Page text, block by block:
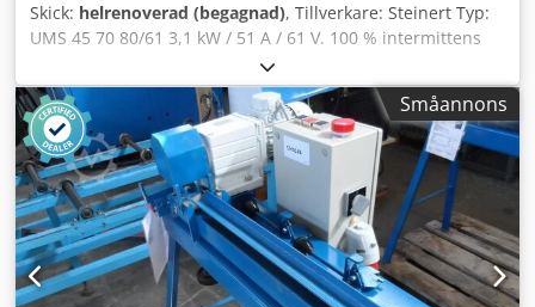
Skick: helrenoverad (begagnad), Tillverkare: Steinert Typ:
UMS 45 70 80/61 3,1 kW / 51 A / 61 V. 100 % intermittens
(ED) Magnet L x B: 806 x 750 mm. Gummiband: 800 mm
(nytt) Dedpfewvaidex Am Tjkr Axelavstånd: ca 1 300 mm.
Vikt: 1 550 kg Med ny transformator-likriktare för 380 V
primärspänning.
Småannons